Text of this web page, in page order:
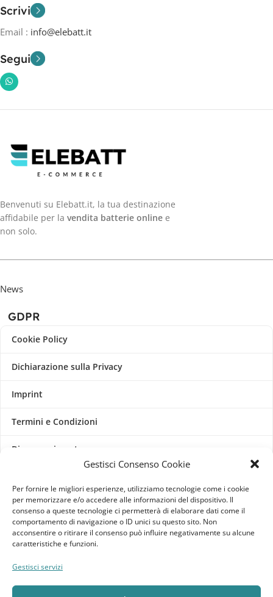
Gestisci Consenso Cookie
Per fornire le migliori esperienze, utilizziamo tecnologie come i cookie
per memorizzare e/o accedere alle informazioni del dispositivo. Il
consenso a queste tecnologie ci permetterà di elaborare dati come il
comportamento di navigazione o ID unici su questo sito. Non
acconsentire o ritirare il consenso può influire negativamente su alcune
caratteristiche e funzioni.
Gestisci servizi
Scrivi
Email : info@elebatt.it
Segui
Benvenuti su Elebatt.it, la tua destinazione
affidabile per la vendita batterie online e
non solo.
News
GDPR
Cookie Policy
Dichiarazione sulla Privacy
Imprint
Termini e Condizioni
Disconoscimento
Pagine Dedicate
Raffrescatori Evaporativi Industriali
CLIENTE
Bacheca cliente
Ordini